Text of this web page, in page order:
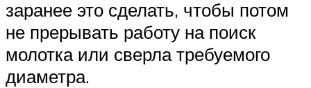
заранее это сделать, чтобы потом
не прерывать работу на поиск
молотка или сверла требуемого
диаметра.